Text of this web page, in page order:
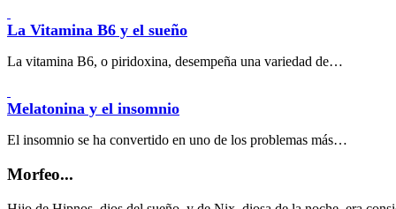
La Vitamina B6 y el sueño
La vitamina B6, o piridoxina, desempeña una variedad de…
Melatonina y el insomnio
El insomnio se ha convertido en uno de los problemas más…
Morfeo...